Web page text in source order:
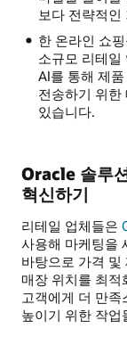
보다 전략적
한 온라인 쇼
소규모 리테일
AI를 통해 제
전송하기 위한
있습니다.
Oracle 솔루
혁신하기
리테일 업체들은
사용해 마케팅을
바탕으로 가격 및
매장 위치를 최적
고객에게 더 만
높이기 위한 작업